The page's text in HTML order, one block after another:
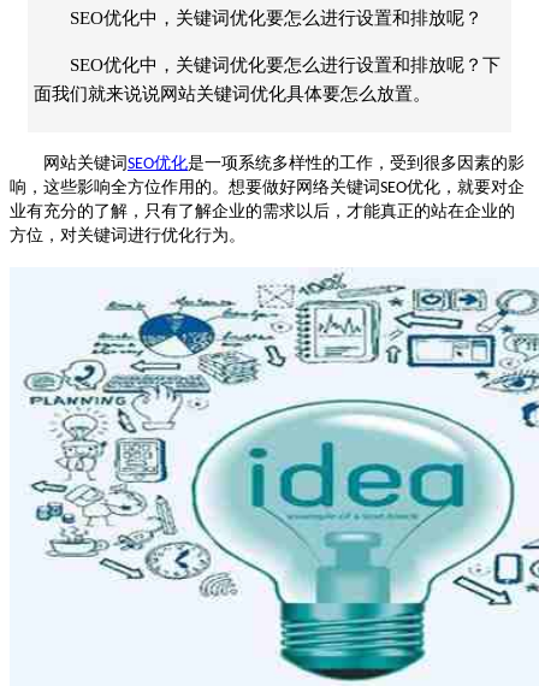
SEO优化中，关键词优化要怎么进行设置和排放呢？
SEO优化中，关键词优化要怎么进行设置和排放呢？下
面我们就来说说网站关键词优化具体要怎么放置。
网站关键词SEO优化是一项系统多样性的工作，受到很多因素的影
响，这些影响全方位作用的。想要做好网络关键词SEO优化，就要对企
业有充分的了解，只有了解企业的需求以后，才能真正的站在企业的
方位，对关键词进行优化行为。